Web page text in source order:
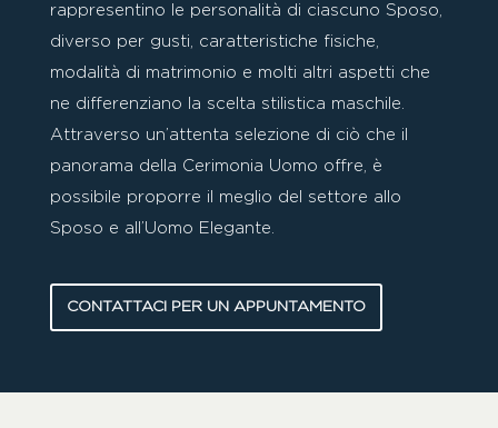
rappresentino le personalità di ciascuno Sposo,
diverso per gusti, caratteristiche fisiche,
modalità di matrimonio e molti altri aspetti che
ne differenziano la scelta stilistica maschile.
Attraverso un’attenta selezione di ciò che il
panorama della Cerimonia Uomo offre, è
possibile proporre il meglio del settore allo
Sposo e all’Uomo Elegante.
CONTATTACI PER UN APPUNTAMENTO